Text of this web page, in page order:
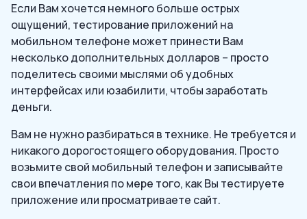
Если Вам хочется немного больше острых
ощущений, тестирование приложений на
мобильном телефоне может принести Вам
несколько дополнительных долларов – просто
поделитесь своими мыслями об удобных
интерфейсах или юзабилити, чтобы заработать
деньги.
Вам не нужно разбираться в технике. Не требуется и
никакого дорогостоящего оборудования. Просто
возьмите свой мобильный телефон и записывайте
свои впечатления по мере того, как Вы тестируете
приложение или просматриваете сайт.